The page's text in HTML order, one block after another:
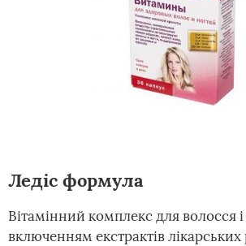
Ледіс формула
Вітамінний комплекс для волосся і
включенням екстрактів